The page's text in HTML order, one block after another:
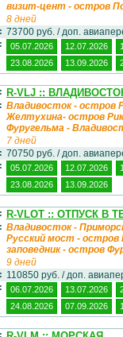
визит-цент - остров
8 дней
73700 руб. / доп.
05.07.2026 12.07.2026
23.08.2026
13.09.2026
R-VLJ ::
Владивосток - остров
Желтухина- остров
Фуругельма -
7 дней
70750 руб. / доп.
05.07.2026 12.07.2026
23.08.2026
13.09.2026
R-VLOT :: ОТПУСК В
Владивосток -
Русский мост - остров
заповедник - остров
9 дней
110850 руб. / доп.
06.07.2026 13.07.2026
24.08.2026
07.09.2026